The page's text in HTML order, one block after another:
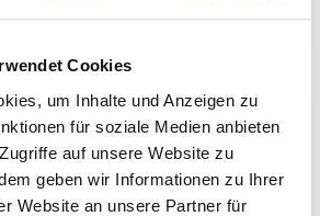
Cookies
um Inhalte und Anzeigen zu
für soziale Medien anbieten
auf unsere Website zu
geben wir Informationen zu Ihrer
Website an unsere Partner für